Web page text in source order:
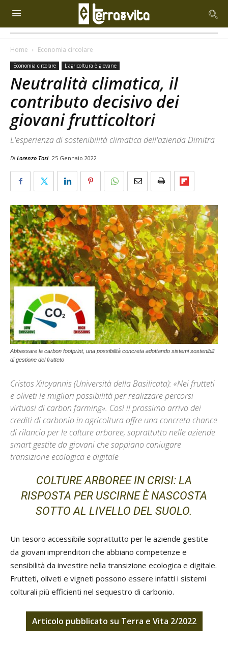
Home Economia circolare
Economia circolare L'agricoltura è giovane
Neutralità climatica, il
contributo decisivo dei
giovani frutticoltori
L'esperienza di sostenibilità climatica dell'azienda Dimitra
Di Lorenzo Tosi 25 Gennaio 2022
Abbassare la carbon footprint, una possibilità concreta adottando sistemi sostenibili
di gestione del frutteto
Cristos Xiloyannis (Università della Basilicata): «Nei frutteti
e oliveti le migliori possibilità per realizzare percorsi
virtuosi di carbon farming». Così il prossimo arrivo dei
crediti di carbonio in agricoltura offre una concreta chance
di rilancio per le colture arboree, soprattutto nelle aziende
smart gestite da giovani che sappiano coniugare
transizione ecologica e digitale
COLTURE ARBOREE IN CRISI: LA
RISPOSTA PER USCIRNE È NASCOSTA
SOTTO AL LIVELLO DEL SUOLO.
Un tesoro accessibile soprattutto per le aziende gestite
da giovani imprenditori che abbiano competenze e
sensibilità da investire nella transizione ecologica e digitale.
Frutteti, oliveti e vigneti possono essere infatti i sistemi
colturali più efficienti nel sequestro di carbonio.
Articolo pubblicato su Terra e Vita 2/2022